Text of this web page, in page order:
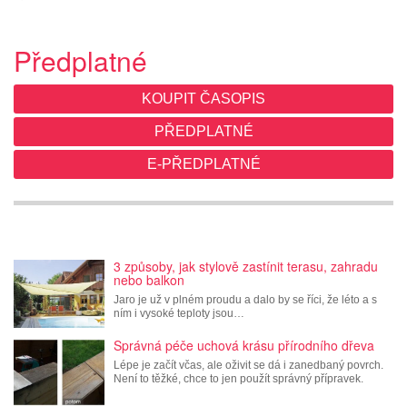
Předplatné
KOUPIT ČASOPIS
PŘEDPLATNÉ
E-PŘEDPLATNÉ
3 způsoby, jak stylově zastínit terasu, zahradu
nebo balkon
Jaro je už v plném proudu a dalo by se říci, že léto a s
ním i vysoké teploty jsou…
Správná péče uchová krásu přírodního dřeva
Lépe je začít včas, ale oživit se dá i zanedbaný povrch.
Není to těžké, chce to jen použít správný přípravek.